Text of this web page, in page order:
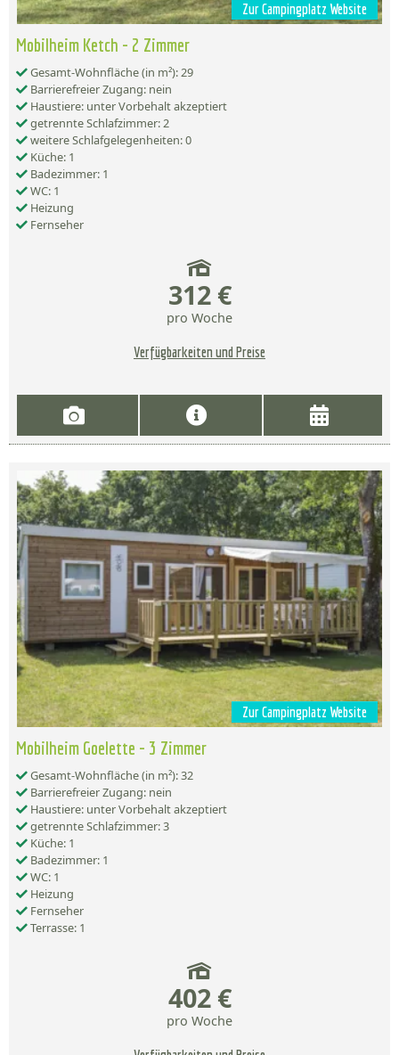
Zur Campingplatz Website
Mobilheim Ketch - 2 Zimmer
Gesamt-Wohnfläche (in m²): 29
Barrierefreier Zugang: nein
Haustiere: unter Vorbehalt akzeptiert
getrennte Schlafzimmer: 2
weitere Schlafgelegenheiten: 0
Küche: 1
Badezimmer: 1
WC: 1
Heizung
Fernseher
312 €
pro Woche
Verfügbarkeiten und Preise
Zur Campingplatz Website
Mobilheim Goelette - 3 Zimmer
Gesamt-Wohnfläche (in m²): 32
Barrierefreier Zugang: nein
Haustiere: unter Vorbehalt akzeptiert
getrennte Schlafzimmer: 3
Küche: 1
Badezimmer: 1
WC: 1
Heizung
Fernseher
Terrasse: 1
402 €
pro Woche